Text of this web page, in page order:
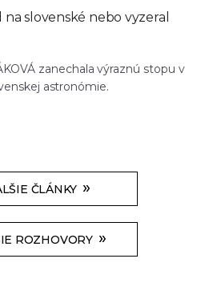
slovenské nebo vyzeral
zanechala výraznú stopu v
astronómie.
ČLÁNKY »
ROZHOVORY »